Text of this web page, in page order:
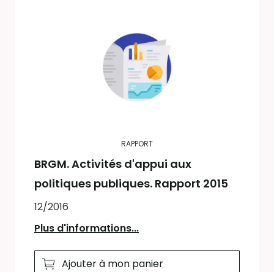
RAPPORT
BRGM. Activités d'appui aux
politiques publiques. Rapport 2015
12/2016
Plus d'informations...
Ajouter à mon panier